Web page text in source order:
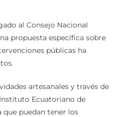
al Consejo Nacional
propuesta específica sobre
públicas ha
artesanales y través de
Ecuatoriano de
que puedan tener los